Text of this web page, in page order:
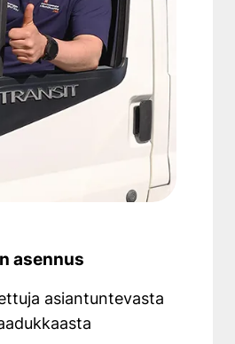
sivuilta
sisältää:
kiinnitys tai
asennus
tai
asennus
asiantuntevasta